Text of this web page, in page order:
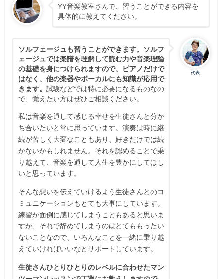
YY音楽教室さんで、習うことができる内容を
具体的に教えてください。
代表
ソルフェージュも習うことができます。ソルフ
ェージュでは楽譜を理解して読む力や音楽理論
の基礎を身につけられますので、ピアノだけで
はなく、他の楽器やボーカルにも知識が応用で
きます。 試験などでは特に必要になるものなの
で、覚えたい方はぜひご相談ください。
私は音楽を通して感じる幸せを生徒さんと分か
ち合いたいと常に思っています。演奏は時に継
続が苦しく大変なこともあり、好きだけでは続
かないかもしれません。それを認めることで乗
り越えて、音楽を通して人生を豊かにしてほし
いと思っています。
そんな想いを伝えていけるよう生徒さんとのコ
ミュニケーションもとても大事にしています。
練習が面倒に感じてしまうこともあると思いま
すが、それで辞めてしまうのはとてももったい
ないことなので、いろんなことを一緒に乗り越
えていければいいなとサポートしています。
生徒さんひとりひとりのレベルに合わせたマン